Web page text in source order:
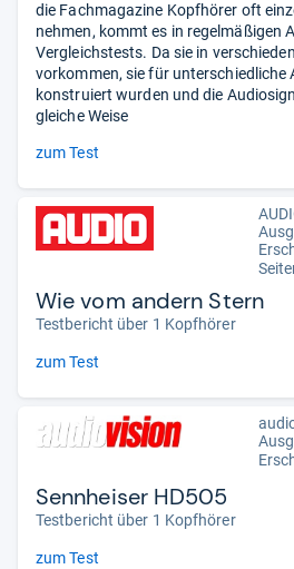
die Fachmagazine Kopfhörer oft
nehmen, kommt es in regelmäßigen
Vergleichstests. Da sie in
vorkommen, sie für unterschiedliche
konstruiert wurden und die
gleiche Weise
zum Test
Wie vom andern Stern
Testbericht über 1 Kopfhörer
zum Test
Sennheiser HD505
Testbericht über 1 Kopfhörer
zum Test